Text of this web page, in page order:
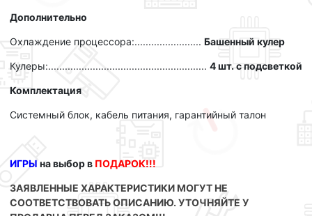
Дополнительно
Охлаждение процессора:........................ Башенный кулер
Кулеры:......................................................... 4 шт.с подсветкой
Комплектация
Системный блок, кабель питания, гарантийный талон
ИГРЫ на выбор в ПОДАРОК!!!
ЗАЯВЛЕННЫЕ ХАРАКТЕРИСТИКИ МОГУТ НЕ
СООТВЕТСТВОВАТЬ ОПИСАНИЮ. УТОЧНЯЙТЕ У